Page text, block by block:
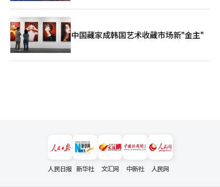
中国藏家成韩国艺术收藏市场新"金主"
人民日报 新华社 文汇网 中新社 人民网